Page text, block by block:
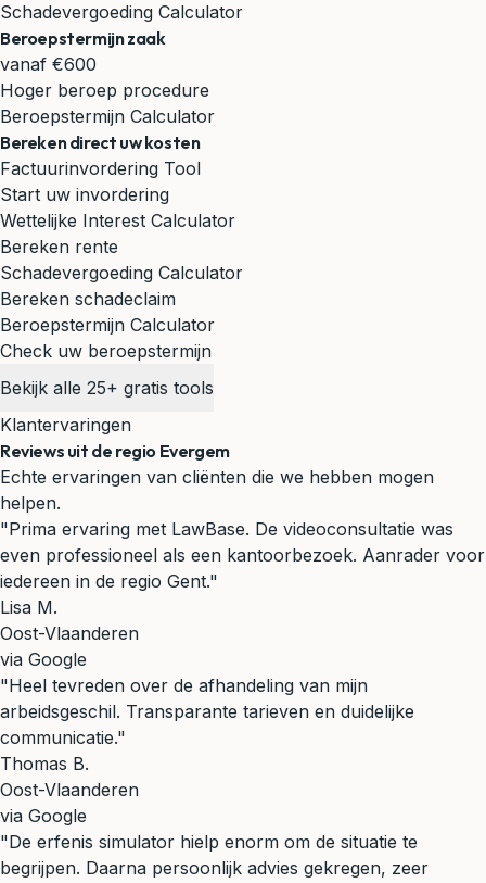
Schadevergoeding Calculator
Beroepstermijn zaak
vanaf €600
Hoger beroep procedure
Beroepstermijn Calculator
Bereken direct uw kosten
Factuurinvordering Tool
Start uw invordering
Wettelijke Interest Calculator
Bereken rente
Schadevergoeding Calculator
Bereken schadeclaim
Beroepstermijn Calculator
Check uw beroepstermijn
Bekijk alle 25+ gratis tools
Klantervaringen
Reviews uit de regio Evergem
Echte ervaringen van cliënten die we hebben mogen
helpen.
"Prima ervaring met LawBase. De videoconsultatie was
even professioneel als een kantoorbezoek. Aanrader voor
iedereen in de regio Gent."
Lisa M.
Oost-Vlaanderen
via Google
"Heel tevreden over de afhandeling van mijn
arbeidsgeschil. Transparante tarieven en duidelijke
communicatie."
Thomas B.
Oost-Vlaanderen
via Google
"De erfenis simulator hielp enorm om de situatie te
begrijpen. Daarna persoonlijk advies gekregen, zeer